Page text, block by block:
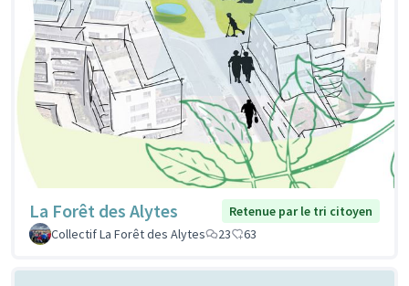
La Forêt des Alytes
Retenue par le tri citoyen
Collectif La Forêt des Alytes
23 63